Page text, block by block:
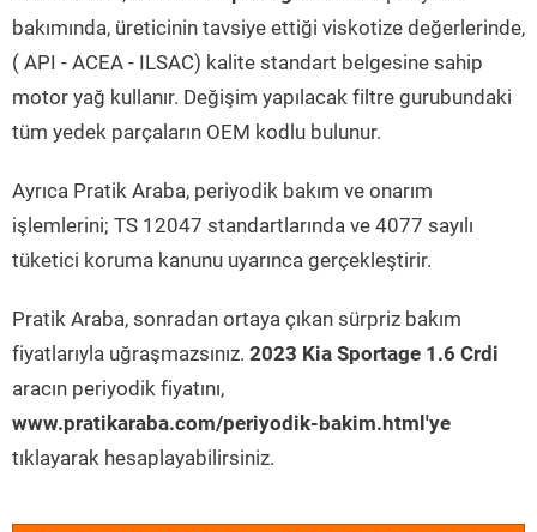
bakımında, üreticinin tavsiye ettiği viskotize değerlerinde,
( API - ACEA - ILSAC) kalite standart belgesine sahip
motor yağ kullanır. Değişim yapılacak filtre gurubundaki
tüm yedek parçaların OEM kodlu bulunur.
Ayrıca Pratik Araba, periyodik bakım ve onarım
işlemlerini; TS 12047 standartlarında ve 4077 sayılı
tüketici koruma kanunu uyarınca gerçekleştirir.
Pratik Araba, sonradan ortaya çıkan sürpriz bakım
fiyatlarıyla uğraşmazsınız. 2023 Kia Sportage 1.6 Crdi
aracın periyodik fiyatını,
www.pratikaraba.com/periyodik-bakim.html'ye
tıklayarak hesaplayabilirsiniz.